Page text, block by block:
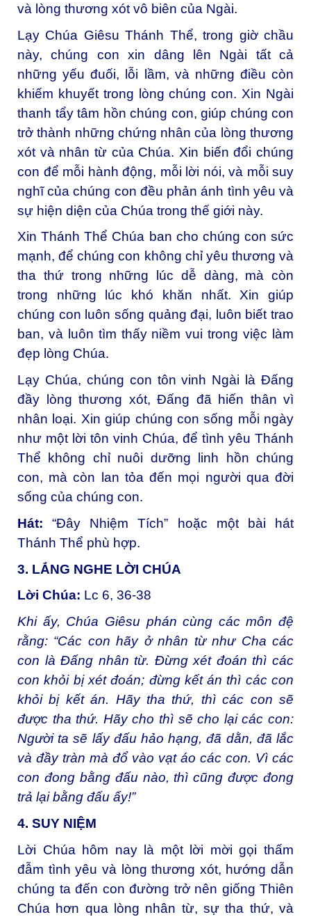
và lòng thương xót vô biên của Ngài.
Lạy Chúa Giêsu Thánh Thể, trong giờ chầu
này, chúng con xin dâng lên Ngài tất cả
những yếu đuối, lỗi lầm, và những điều còn
khiếm khuyết trong lòng chúng con. Xin Ngài
thanh tẩy tâm hồn chúng con, giúp chúng con
trở thành những chứng nhân của lòng thương
xót và nhân từ của Chúa. Xin biến đổi chúng
con để mỗi hành động, mỗi lời nói, và mỗi suy
nghĩ của chúng con đều phản ánh tình yêu và
sự hiện diện của Chúa trong thế giới này.
Xin Thánh Thể Chúa ban cho chúng con sức
mạnh, để chúng con không chỉ yêu thương và
tha thứ trong những lúc dễ dàng, mà còn
trong những lúc khó khăn nhất. Xin giúp
chúng con luôn sống quảng đại, luôn biết trao
ban, và luôn tìm thấy niềm vui trong việc làm
đẹp lòng Chúa.
Lạy Chúa, chúng con tôn vinh Ngài là Đấng
đầy lòng thương xót, Đấng đã hiến thân vì
nhân loại. Xin giúp chúng con sống mỗi ngày
như một lời tôn vinh Chúa, để tình yêu Thánh
Thể không chỉ nuôi dưỡng linh hồn chúng
con, mà còn lan tỏa đến mọi người qua đời
sống của chúng con.
Hát:“Đây Nhiệm Tích” hoặc một bài hát
Thánh Thể phù hợp.
3. LẮNG NGHE LỜI CHÚA
Lời Chúa: Lc 6, 36-38
Khi ấy, Chúa Giêsu phán cùng các môn đệ
rằng: “Các con hãy ở nhân từ như Cha các
con là Ðấng nhân từ. Ðừng xét đoán thì các
con khỏi bị xét đoán; đừng kết án thì các con
khỏi bị kết án. Hãy tha thứ, thì các con sẽ
được tha thứ. Hãy cho thì sẽ cho lại các con:
Người ta sẽ lấy đấu hảo hạng, đã dằn, đã lắc
và đầy tràn mà đổ vào vạt áo các con. Vì các
con đong bằng đấu nào, thì cũng được đong
trả lại bằng đấu ấy!”
4. SUY NIỆM
Lời Chúa hôm nay là một lời mời gọi thấm
đẫm tình yêu và lòng thương xót, hướng dẫn
chúng ta đến con đường trở nên giống Thiên
Chúa hơn qua lòng nhân từ, sự tha thứ, và